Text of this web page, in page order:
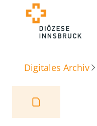
Digitales Archiv